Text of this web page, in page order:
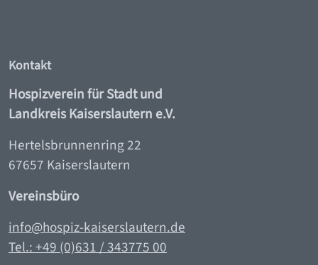
Kontakt
Hospizverein für Stadt und
Landkreis Kaiserslautern e.V.
Hertelsbrunnenring 22
67657 Kaiserslautern
Vereinsbüro
info@hospiz-kaiserslautern.de
Tel.: +49 (0)631 / 343775 00